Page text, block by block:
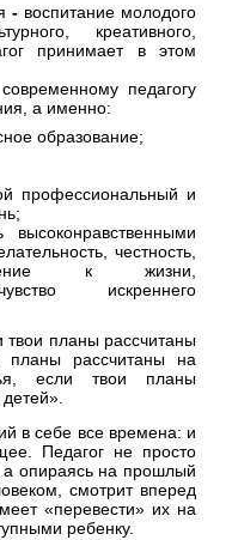
- воспитание молодого
креативного,
принимает в этом
педагогу
а именно:
образование;
профессиональный и
высоконравственными
честность,
к жизни,
искреннего
твои планы рассчитаны
рассчитаны на
если твои планы
в себе все времена: и
Педагог не просто
а опираясь на прошлый
смотрит вперед
«перевести» их на
ребенку.